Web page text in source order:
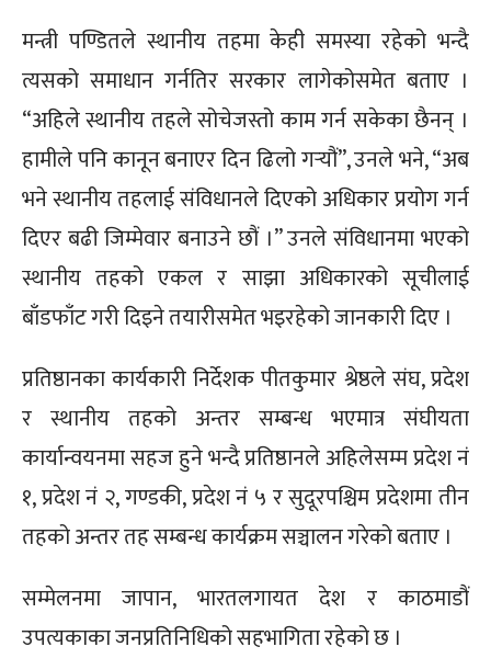
मन्त्री पण्डितले स्थानीय तहमा केही समस्या रहेको भन्दै
त्यसको समाधान गर्नतिर सरकार लागेकोसमेत बताए ।
“अहिले स्थानीय तहले सोचेजस्तो काम गर्न सकेका छैनन् ।
हामीले पनि कानून बनाएर दिन ढिलो गर्‍यौं”, उनले भने, “अब
भने स्थानीय तहलाई संविधानले दिएको अधिकार प्रयोग गर्न
दिएर बढी जिम्मेवार बनाउने छौं ।” उनले संविधानमा भएको
स्थानीय तहको एकल र साझा अधिकारको सूचीलाई
बाँडफाँट गरी दिइने तयारीसमेत भइरहेको जानकारी दिए ।
प्रतिष्ठानका कार्यकारी निर्देशक पीतकुमार श्रेष्ठले संघ, प्रदेश
र स्थानीय तहको अन्तर सम्बन्ध भएमात्र संघीयता
कार्यान्वयनमा सहज हुने भन्दै प्रतिष्ठानले अहिलेसम्म प्रदेश नं
१, प्रदेश नं २, गण्डकी, प्रदेश नं ५ र सुदूरपश्चिम प्रदेशमा तीन
तहको अन्तर तह सम्बन्ध कार्यक्रम सञ्चालन गरेको बताए ।
सम्मेलनमा जापान, भारतलगायत देश र काठमाडौं
उपत्यकाका जनप्रतिनिधिको सहभागिता रहेको छ ।